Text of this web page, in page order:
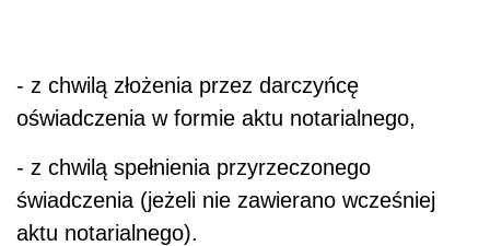
- z chwilą złożenia przez darczyńcę
oświadczenia w formie aktu notarialnego,
- z chwilą spełnienia przyrzeczonego
świadczenia (jeżeli nie zawierano wcześniej
aktu notarialnego).